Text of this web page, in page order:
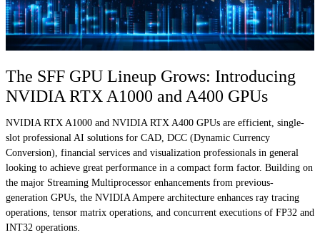
The SFF GPU Lineup Grows: Introducing
NVIDIA RTX A1000 and A400 GPUs
NVIDIA RTX A1000 and NVIDIA RTX A400 GPUs are efficient, single-
slot professional AI solutions for CAD, DCC (Dynamic Currency
Conversion), financial services and visualization professionals in general
looking to achieve great performance in a compact form factor. Building on
the major Streaming Multiprocessor enhancements from previous-
generation GPUs, the NVIDIA Ampere architecture enhances ray tracing
operations, tensor matrix operations, and concurrent executions of FP32 and
INT32 operations.